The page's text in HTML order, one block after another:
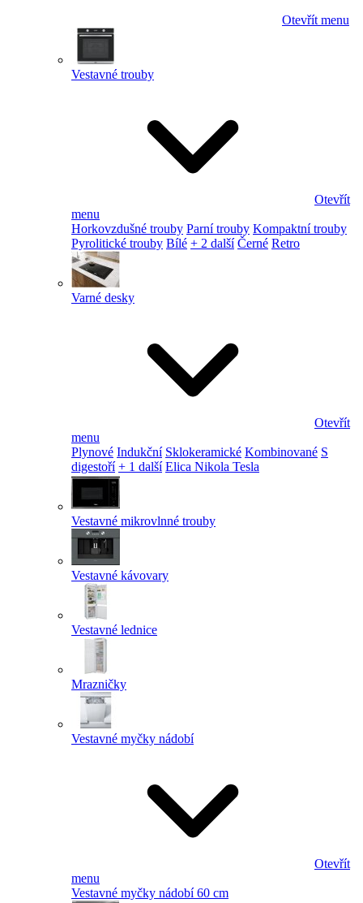
Otevřít menu
Vestavné trouby
Otevřít
menu
Horkovzdušné trouby Parní trouby Kompaktní trouby
Pyrolitické trouby Bílé + 2 další Černé Retro
Varné desky
Otevřít
menu
Plynové Indukční Sklokeramické Kombinované S
digestoří + 1 další Elica Nikola Tesla
Vestavné mikrovlnné trouby
Vestavné kávovary
Vestavné lednice
Mrazničky
Vestavné myčky nádobí
Otevřít
menu
Vestavné myčky nádobí 60 cm